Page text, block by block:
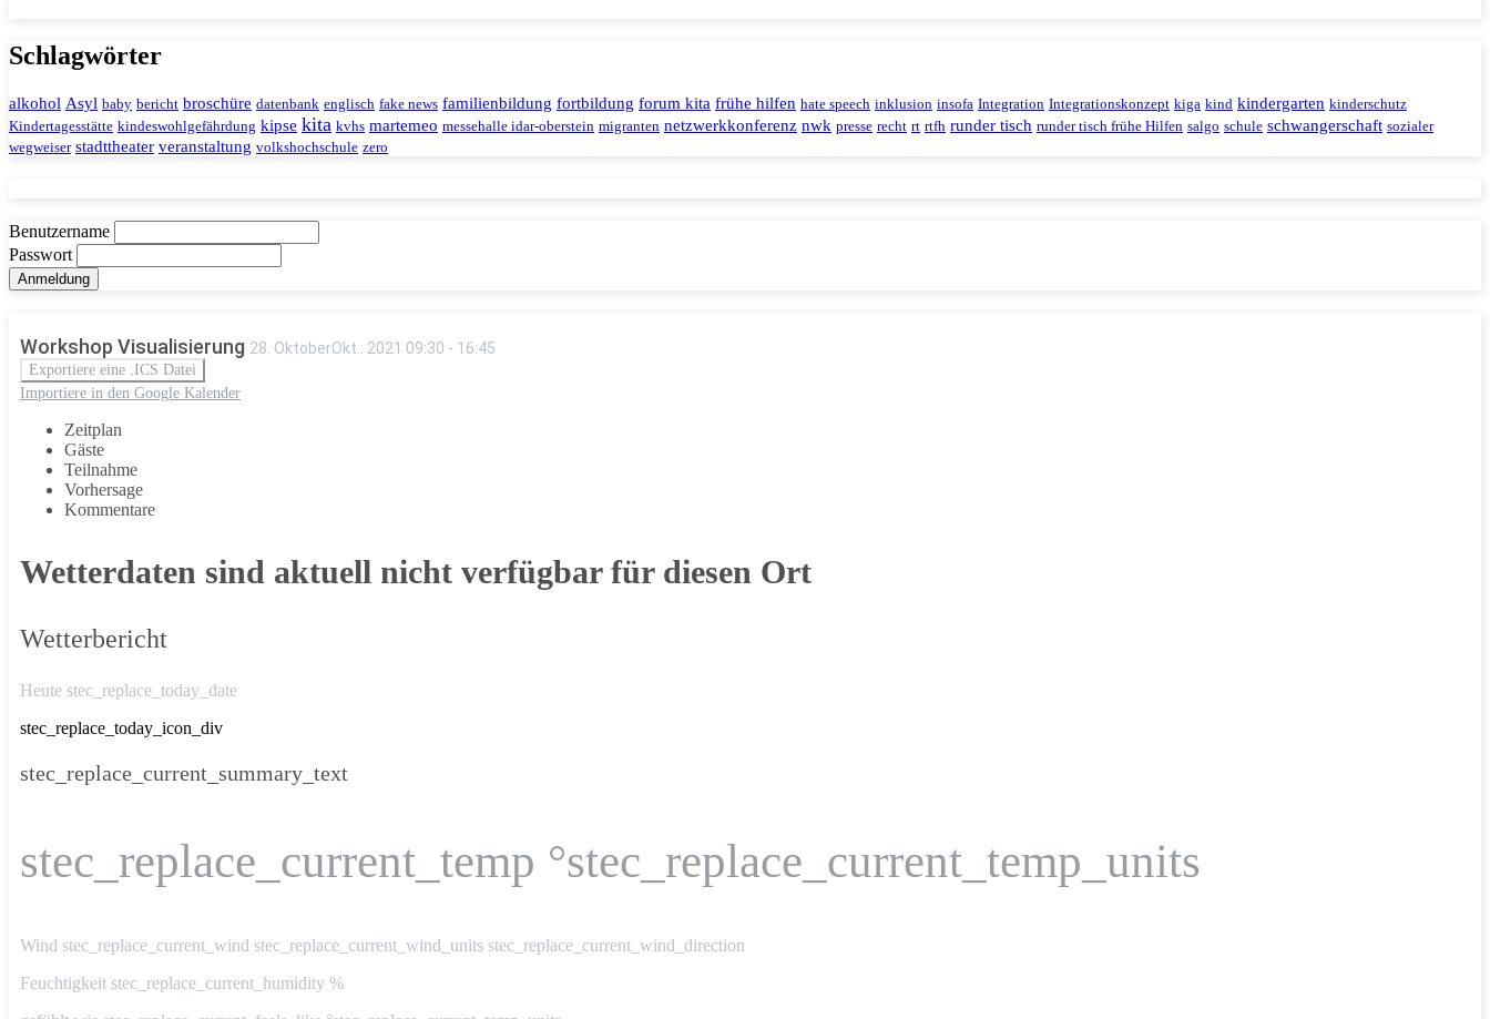
Schlagwörter
alkohol Asyl baby bericht broschüre datenbank englisch fake news familienbildung fortbildung forum kita frühe hilfen hate speech inklusion insofa Integration Integrationskonzept kiga kind kindergarten kinderschutz
Kindertagesstätte kindeswohlgefährdung kipse kita kvhs martemeo messehalle idar-oberstein migranten netzwerkkonferenz nwk presse recht rt rtfh runder tisch runder tisch frühe Hilfen salgo schule schwangerschaft sozialer
wegweiser stadttheater veranstaltung volkshochschule zero
Benutzername
Passwort
Workshop Visualisierung 28. OktoberOkt.. 2021 09:30 - 16:45
Exportiere eine .ICS Datei
Importiere in den Google Kalender
Zeitplan
Gäste
Teilnahme
Vorhersage
Kommentare
Wetterdaten sind aktuell nicht verfügbar für diesen Ort
Wetterbericht
Heute stec_replace_today_date
stec_replace_today_icon_div
stec_replace_current_summary_text
stec_replace_current_temp °stec_replace_current_temp_units
Wind stec_replace_current_wind stec_replace_current_wind_units stec_replace_current_wind_direction
Feuchtigkeit stec_replace_current_humidity %